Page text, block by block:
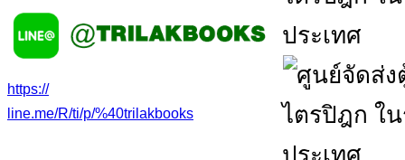
https://
line.me/R/ti/p/%40trilakbooks